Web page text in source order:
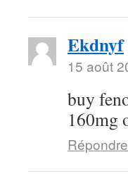
Ekdnyf
15 août
buy
160mg
Répondre